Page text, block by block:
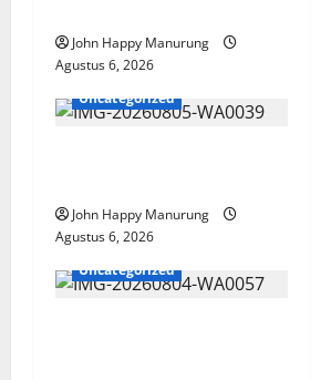
John Happy Manurung
Agustus 6, 2026
Uncategorized
John Happy Manurung
Agustus 6, 2026
Uncategorized